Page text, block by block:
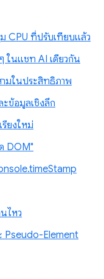
CPU ที่ปรับเทียบแล้ว
ในแชท AI เดียวกัน
มในประสิทธิภาพ
ข้อมูลเชิงลึก
ยงใหม่
DOM"
ไหว
Pseudo-Element